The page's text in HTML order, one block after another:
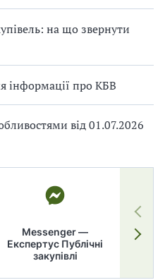
на що звернути
інформації про КБВ
від 01.07.2026
Messenger —
Експертус Публічні
закупівлі